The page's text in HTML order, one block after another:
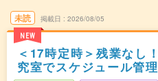
未読
NEW
掲載日 2026/08/05
＜17時定時＞残業なし
究室でスケジュール管